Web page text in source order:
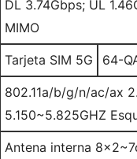
DL 3.74Gbps; UL
MIMO
Tarjeta SIM 5G 64-
802.11a/b/g/n/ac/ax
5.150~5.825GHZ
Antena interna